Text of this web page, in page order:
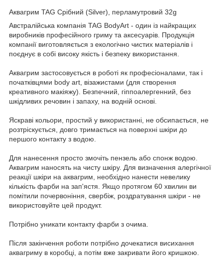
Аквагрим TAG Срібний (Silver), перламутровий 32g
Австралійська компанія TAG BodyArt - один із найкращих
виробників професійного гриму та аксесуарів. Продукція
компанії виготовляється з екологічно чистих матеріалів і
поєднує в собі високу якість і безпеку використання.
Аквагрим застосовується в роботі як професіоналами, так і
початківцями body art, візажистами (для створення
креативного макіяжу). Безпечний, гіппоалергенний, без
шкідливих речовин і запаху, на водній основі.
Яскраві кольори, простий у використанні, не обсипається, не
розтріскується, довго тримається на поверхні шкіри до
першого контакту з водою.
Для нанесення просто змочіть пензель або спонж водою.
Аквагрим наносять на чисту шкіру. Для визначення алергічної
реакції шкіри на аквагрим, необхідно нанести невелику
кількість фарби на зап'ястя. Якщо протягом 60 хвилин ви
помітили почервоніння, свербіж, роздратування шкіри - не
використовуйте цей продукт.
Потрібно уникати контакту фарби з очима.
Після закінчення роботи потрібно дочекатися висихання
аквагриму в коробці, а потім вже закривати його кришкою.